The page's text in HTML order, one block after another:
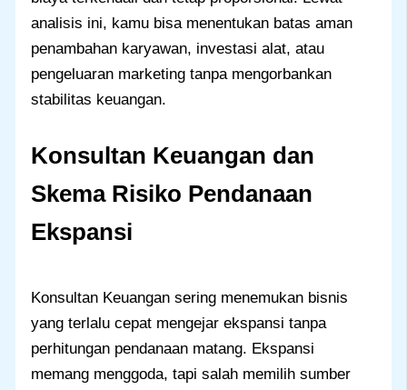
analisis ini, kamu bisa menentukan batas aman
penambahan karyawan, investasi alat, atau
pengeluaran marketing tanpa mengorbankan
stabilitas keuangan.
Konsultan Keuangan dan
Skema Risiko Pendanaan
Ekspansi
Konsultan Keuangan sering menemukan bisnis
yang terlalu cepat mengejar ekspansi tanpa
perhitungan pendanaan matang. Ekspansi
memang menggoda, tapi salah memilih sumber